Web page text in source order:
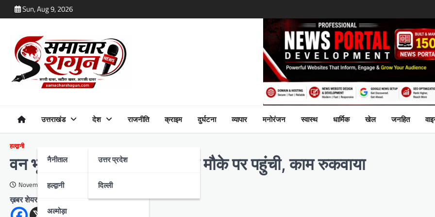
to
Sun, Aug 9, 2026
उत्तराखंड
नैनीताल
हल्द्वानी
अल्मोड़ा
देश
उत्तर प्रदेश
दिल्ली
राजनीति क्राइम दुर्घटना व्यापार मनोरंजन स्वास्थ धार्मिक खेल जनहित
हल्द्वानी
वन भूमि पर बना रहे थे मकान, टीम मौके पर पहुंची, काम रुकवाया
November 28, 2023
ख़बर शेयर करें